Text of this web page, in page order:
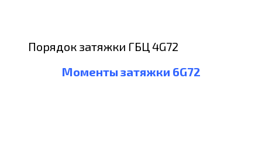
Порядок затяжки ГБЦ 4G72
Моменты затяжки 6G72